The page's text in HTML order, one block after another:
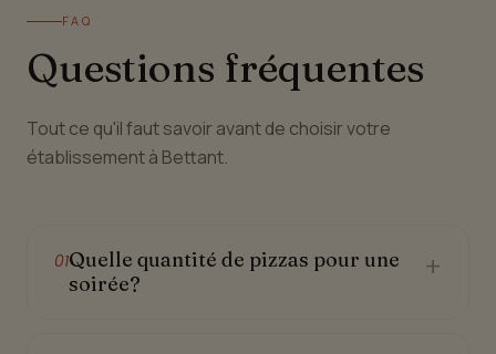
FAQ
Questions fréquentes
Tout ce qu'il faut savoir avant de choisir votre
établissement à Bettant.
01Quelle quantité de pizzas pour une
soirée?
+